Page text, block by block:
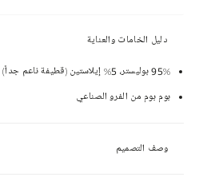
دليل الخامات والعناية
95% بوليستر، 5% إيلاستين (قطيفة ناعم جداً)
بوم بوم من الفرو الصناعي
وصف التصميم